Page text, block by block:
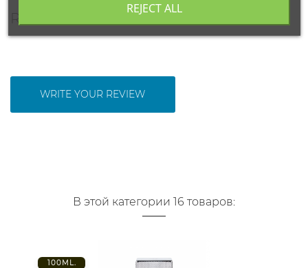
WRITE YOUR REVIEW
В этой категории 16 товаров:
100ML.
REJECT ALL